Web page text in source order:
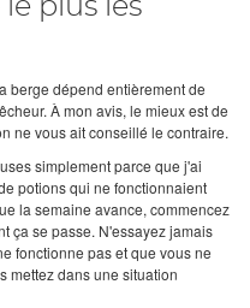
plus les
berge dépend entièrement de
À mon avis, le mieux est de
ne vous ait conseillé le contraire.
simplement parce que j'ai
potions qui ne fonctionnaient
la semaine avance, commencez
ça se passe. N'essayez jamais
fonctionne pas et que vous ne
mettez dans une situation